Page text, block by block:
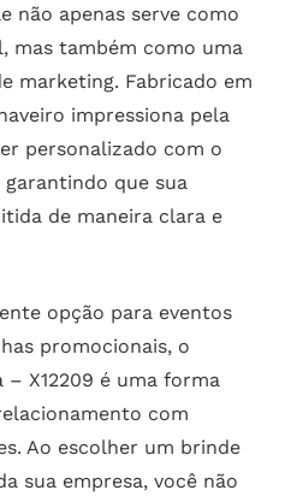
não apenas serve como
mas também como uma
marketing. Fabricado em
impressiona pela
personalizado com o
que sua
de maneira clara e
opção para eventos
promocionais, o
– X12209 é uma forma
com
Ao escolher um brinde
sua empresa, você não